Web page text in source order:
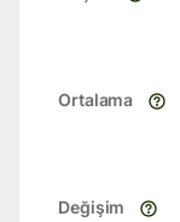
Ortalama
Değişim